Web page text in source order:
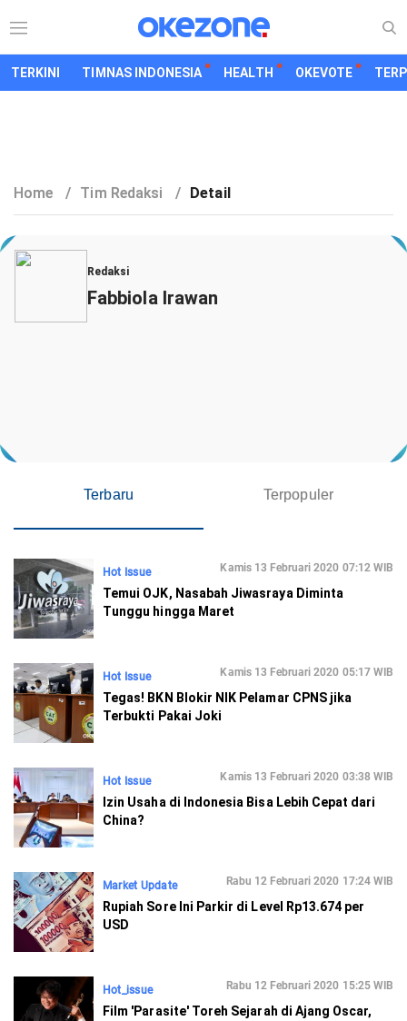
TERKINI TIMNAS INDONESIA HEALTH OKEVOTE
Home / Tim Redaksi / Detail
Redaksi
Fabbiola Irawan
Terbaru Terpopuler
Hot Issue Kamis 13 Februari 2020 07:12 WIB
Temui OJK, Nasabah Jiwasraya Diminta
Tunggu hingga Maret
Hot Issue Kamis 13 Februari 2020 05:17 WIB
Tegas! BKN Blokir NIK Pelamar CPNS jika
Terbukti Pakai Joki
Hot Issue Kamis 13 Februari 2020 03:38 WIB
Izin Usaha di Indonesia Bisa Lebih Cepat dari
China?
Market Update Rabu 12 Februari 2020 17:24 WIB
Rupiah Sore Ini Parkir di Level Rp13.674 per
USD
Hot_issue Rabu 12 Februari 2020 15:25 WIB
Film 'Parasite' Toreh Sejarah di Ajang Oscar,